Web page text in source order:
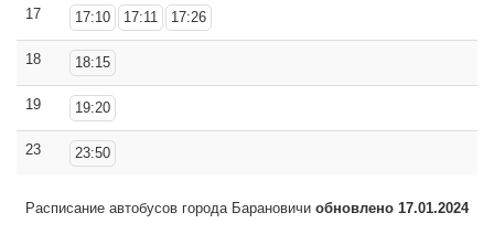
17 17:10 17:11 17:26
18 18:15
19 19:20
23 23:50
Расписание автобусов города Барановичи обновлено 17.01.2024